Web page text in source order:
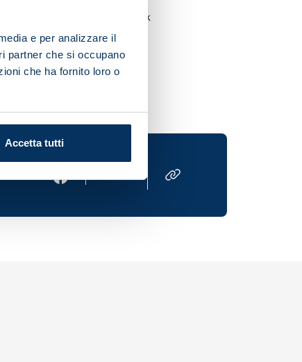
e per analizzare il
partner che si occupano
che ha fornito loro o
Accetta tutti
of the squad took
rehabilitation.